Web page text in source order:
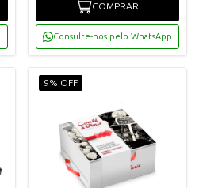
COMPRAR
Consulte-nos pelo WhatsApp
9% OFF